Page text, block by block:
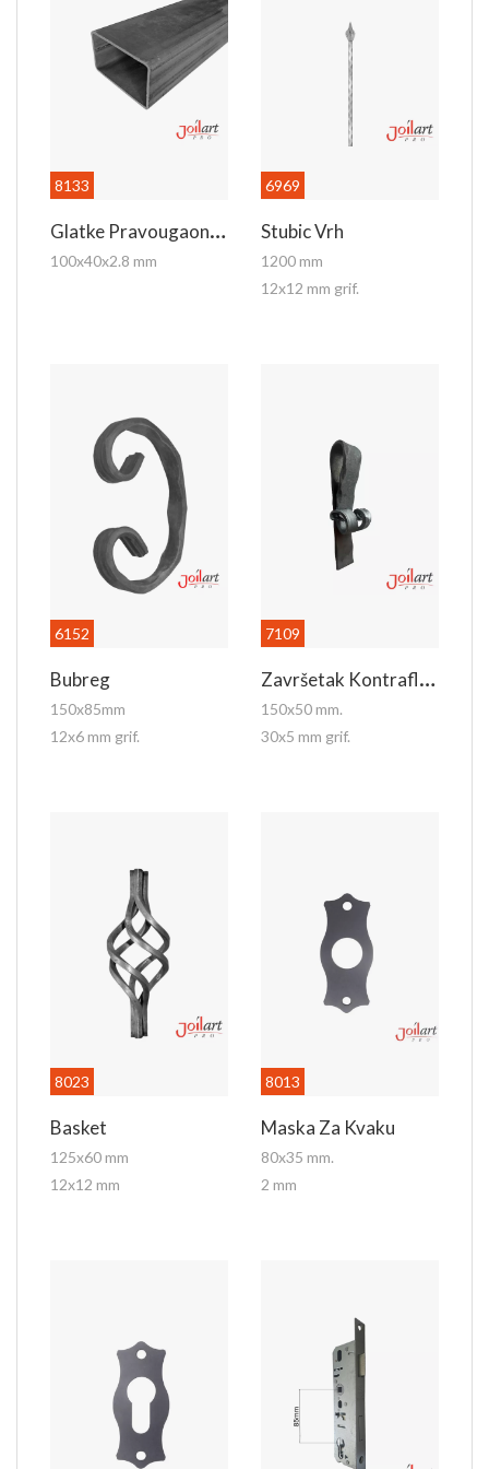
8133
G
Latke Pravougaone Kutije
100x40x2.8 mm
6969
Stubic Vrh
1200 mm
12x12 mm grif.
6152
Bubreg
150x85mm
12x6 mm grif.
7109
Z
Avršetak Kontraflaha
150x50 mm.
30x5 mm grif.
8023
Basket
125x60 mm
12x12 mm
8013
Maska Za Kvaku
80x35 mm.
2 mm